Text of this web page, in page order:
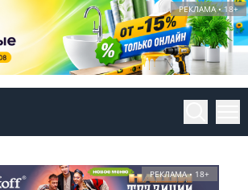
РЕКЛАМА • 18+
РЕКЛАМА • 18+